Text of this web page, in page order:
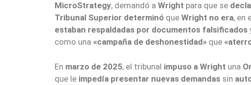
MicroStrategy, demandó a Wright para que se
Tribunal Superior determinó que Wright no era, en
estaban respaldadas por documentos falsificados
como una «campaña de deshonestidad» que
En marzo de 2025, el tribunal impuso a Wright una
que le impedía presentar nuevas demandas sin